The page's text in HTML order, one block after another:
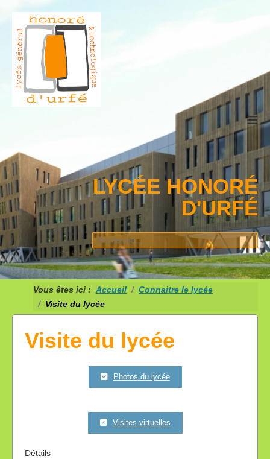
≡
LYCÉE HONORÉ
D'URFÉ
Vous êtes ici : Accueil
Connaitre le lycée
Visite du lycée
Visite du lycée
Photos du lycée
Visites virtuelles
Détails